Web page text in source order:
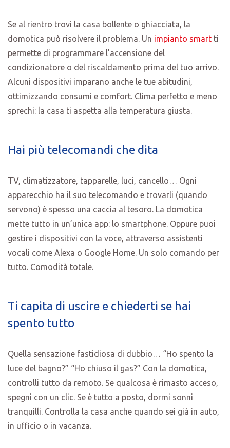
Se al rientro trovi la casa bollente o ghiacciata, la
domotica può risolvere il problema. Un impianto smart ti
permette di programmare l’accensione del
condizionatore o del riscaldamento prima del tuo arrivo.
Alcuni dispositivi imparano anche le tue abitudini,
ottimizzando consumi e comfort. Clima perfetto e meno
sprechi: la casa ti aspetta alla temperatura giusta.
Hai più telecomandi che dita
TV, climatizzatore, tapparelle, luci, cancello… Ogni
apparecchio ha il suo telecomando e trovarli (quando
servono) è spesso una caccia al tesoro. La domotica
mette tutto in un’unica app: lo smartphone. Oppure puoi
gestire i dispositivi con la voce, attraverso assistenti
vocali come Alexa o Google Home. Un solo comando per
tutto. Comodità totale.
Ti capita di uscire e chiederti se hai
spento tutto
Quella sensazione fastidiosa di dubbio… “Ho spento la
luce del bagno?” “Ho chiuso il gas?” Con la domotica,
controlli tutto da remoto. Se qualcosa è rimasto acceso,
spegni con un clic. Se è tutto a posto, dormi sonni
tranquilli. Controlla la casa anche quando sei già in auto,
in ufficio o in vacanza.